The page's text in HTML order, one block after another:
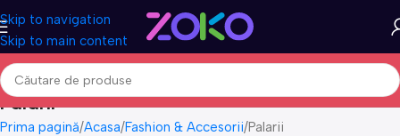
Skip to navigation
Skip to main content
Palarii
Prima pagină Acasa Fashion & Accesorii Palarii